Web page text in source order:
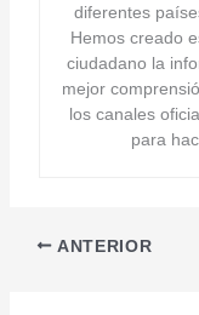
diferentes
Hemos creado
ciudadano la
mejor
los canales
para
ANTERIOR